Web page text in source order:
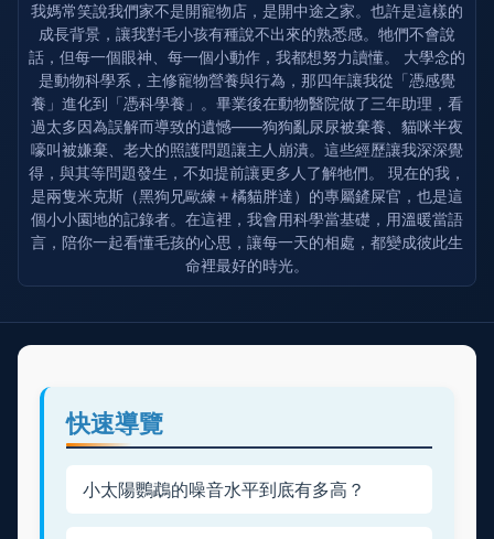
我媽常笑說我們家不是開寵物店，是開中途之家。也許是這樣的
成長背景，讓我對毛小孩有種說不出來的熟悉感。牠們不會說
話，但每一個眼神、每一個小動作，我都想努力讀懂。 大學念的
是動物科學系，主修寵物營養與行為，那四年讓我從「憑感覺
養」進化到「憑科學養」。畢業後在動物醫院做了三年助理，看
過太多因為誤解而導致的遺憾——狗狗亂尿尿被棄養、貓咪半夜
嚎叫被嫌棄、老犬的照護問題讓主人崩潰。這些經歷讓我深深覺
得，與其等問題發生，不如提前讓更多人了解牠們。 現在的我，
是兩隻米克斯（黑狗兄歐練＋橘貓胖達）的專屬鏟屎官，也是這
個小小園地的記錄者。在這裡，我會用科學當基礎，用溫暖當語
言，陪你一起看懂毛孩的心思，讓每一天的相處，都變成彼此生
命裡最好的時光。
快速導覽
小太陽鸚鵡的噪音水平到底有多高？